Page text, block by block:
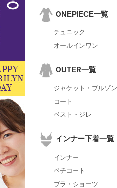
ONEPIECE一覧
チュニック
オールインワン
OUTER一覧
ジャケット・ブルゾン
コート
ベスト・ジレ
インナー下着一覧
インナー
ペチコート
ブラ・ショーツ